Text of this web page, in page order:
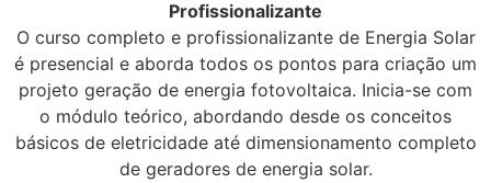
Profissionalizante
O curso completo e profissionalizante de Energia Solar
é presencial e aborda todos os pontos para criação um
projeto geração de energia fotovoltaica. Inicia-se com
o módulo teórico, abordando desde os conceitos
básicos de eletricidade até dimensionamento completo
de geradores de energia solar.